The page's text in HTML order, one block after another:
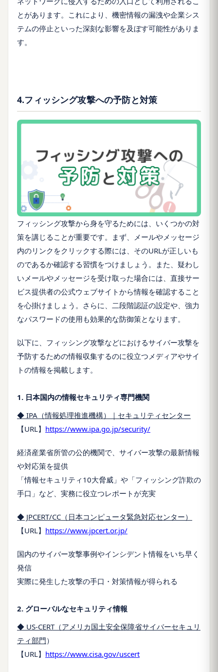
とがあります。これにより、機密情報の漏洩や企業シス
テムの停止といった深刻な影響を及ぼす可能性がありま
す。
4.フィッシング攻撃への予防と対策
フィッシング攻撃から身を守るためには、いくつかの対
策を講じることが重要です。まず、メールやメッセージ
内のリンクをクリックする際には、そのURLが正しいも
のであるか確認する習慣をつけましょう。また、疑わし
いメールやメッセージを受け取った場合には、直接サー
ビス提供者の公式ウェブサイトから情報を確認すること
を心掛けましょう。さらに、二段階認証の設定や、強力
なパスワードの使用も効果的な防御策となります。
以下に、フィッシング攻撃などにおけるサイバー攻撃を
予防するための情報収集するのに役立つメディアやサイ
トの情報を掲載します。
1. 日本国内の情報セキュリティ専門機関
◆ IPA（情報処理推進機構）｜セキュリティセンター
【URL】 https://www.ipa.go.jp/security/
経済産業省所管の公的機関で、サイバー攻撃の最新情報
や対応策を提供
「情報セキュリティ10大脅威」や「フィッシング詐欺の
手口」など、実務に役立つレポートが充実
◆ JPCERT/CC（日本コンピュータ緊急対応センター）
【URL】 https://www.jpcert.or.jp/
国内のサイバー攻撃事例やインシデント情報をいち早く
発信
実際に発生した攻撃の手口・対策情報が得られる
2. グローバルなセキュリティ情報
◆ US-CERT（アメリカ国土安全保障省サイバーセキュリ
ティ部門）
【URL】 https://www.cisa.gov/uscert